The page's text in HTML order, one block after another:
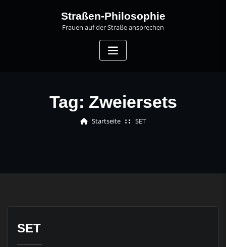
Straßen-Philosophie
Frauen auf der Straße ansprechen
Tag: Zweiersets
Startseite SET
SET